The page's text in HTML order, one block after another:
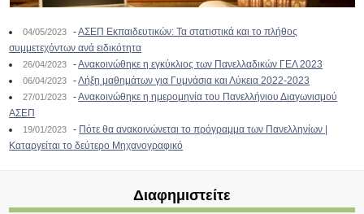
04/05/2023 -ΑΣΕΠ Εκπαιδευτικών: Τα στατιστικά και το πλήθος
συμμετεχόντων ανά ειδικότητα
26/04/2023 -Ανακοινώθηκε η εγκύκλιος των Πανελλαδικών ΓΕΛ 2023
06/04/2023 -Λήξη μαθημάτων για Γυμνάσια και Λύκεια 2022-2023
27/01/2023 -Ανακοινώθηκε η ημερομηνία του Πανελλήνιου Διαγωνισμού
ΑΣΕΠ
19/01/2023 - Πότε θα ανακοινώνεται το πρόγραμμα των Πανελληνίων |
Καταργείται το δεύτερο Μηχανογραφικό
Διαφημιστείτε